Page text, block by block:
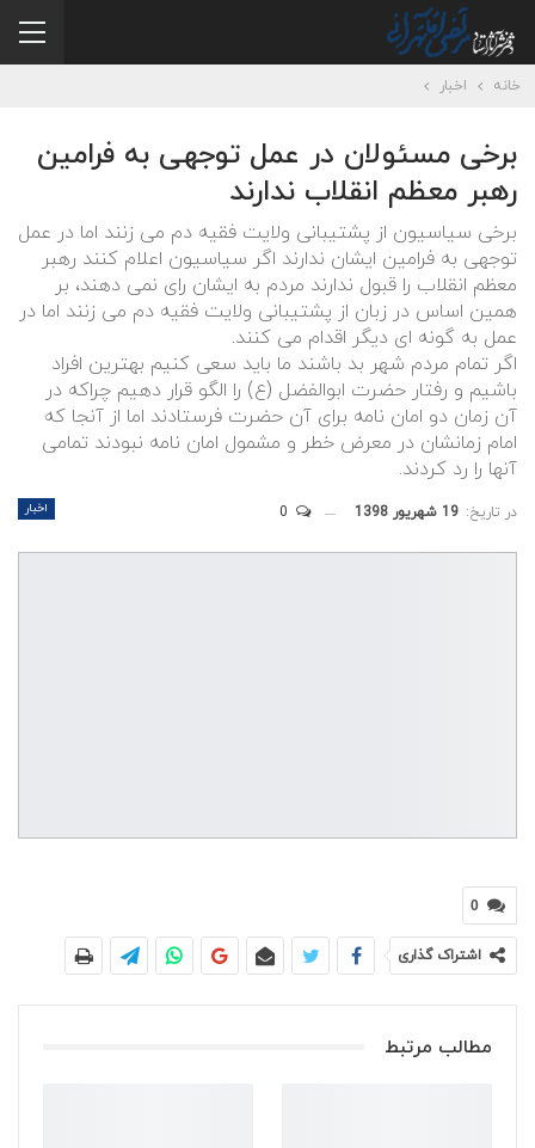
خانه اخبار
برخی مسئولان در عمل توجهی به فرامین
رهبر معظم انقلاب ندارند
برخی سیاسیون از پشتیبانی ولایت فقیه دم می زنند اما در عمل
توجهی به فرامین ایشان ندارند اگر سیاسیون اعلام کنند رهبر
معظم انقلاب را قبول ندارند مردم به ایشان رای نمی دهند، بر
همین اساس در زبان از پشتیبانی ولایت فقیه دم می زنند اما در
عمل به گونه ای دیگر اقدام می کنند.
اگر تمام مردم شهر بد باشند ما باید سعی کنیم بهترین افراد
باشیم و رفتار حضرت ابوالفضل (ع) را الگو قرار دهیم چراکه در
آن زمان دو امان نامه برای آن حضرت فرستادند اما از آنجا که
امام زمانشان در معرض خطر و مشمول امان نامه نبودند تمامی
آنها را رد کردند.
اخبار در تاریخ: 19 شهریور 1398
0
اشتراک گذاری
مطالب مرتبط